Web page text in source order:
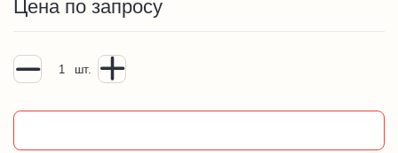
Цена по запросу
шт.